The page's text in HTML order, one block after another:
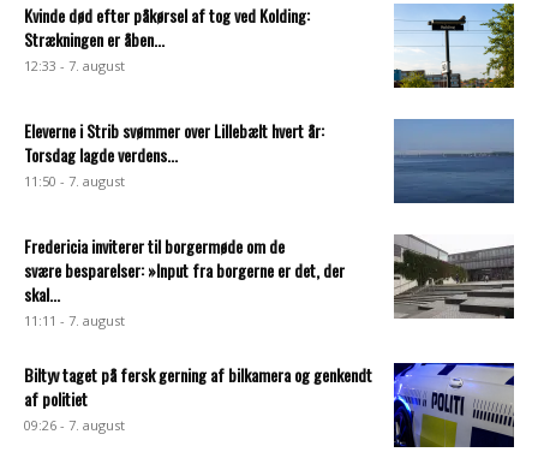
Kvinde død efter påkørsel af tog ved Kolding:
Strækningen er åben...
12:33 - 7. august
Eleverne i Strib svømmer over Lillebælt hvert år:
Torsdag lagde verdens...
11:50 - 7. august
Fredericia inviterer til borgermøde om de
svære besparelser: »Input fra borgerne er det, der
skal...
11:11 - 7. august
Biltyv taget på fersk gerning af bilkamera og genkendt
af politiet
09:26 - 7. august